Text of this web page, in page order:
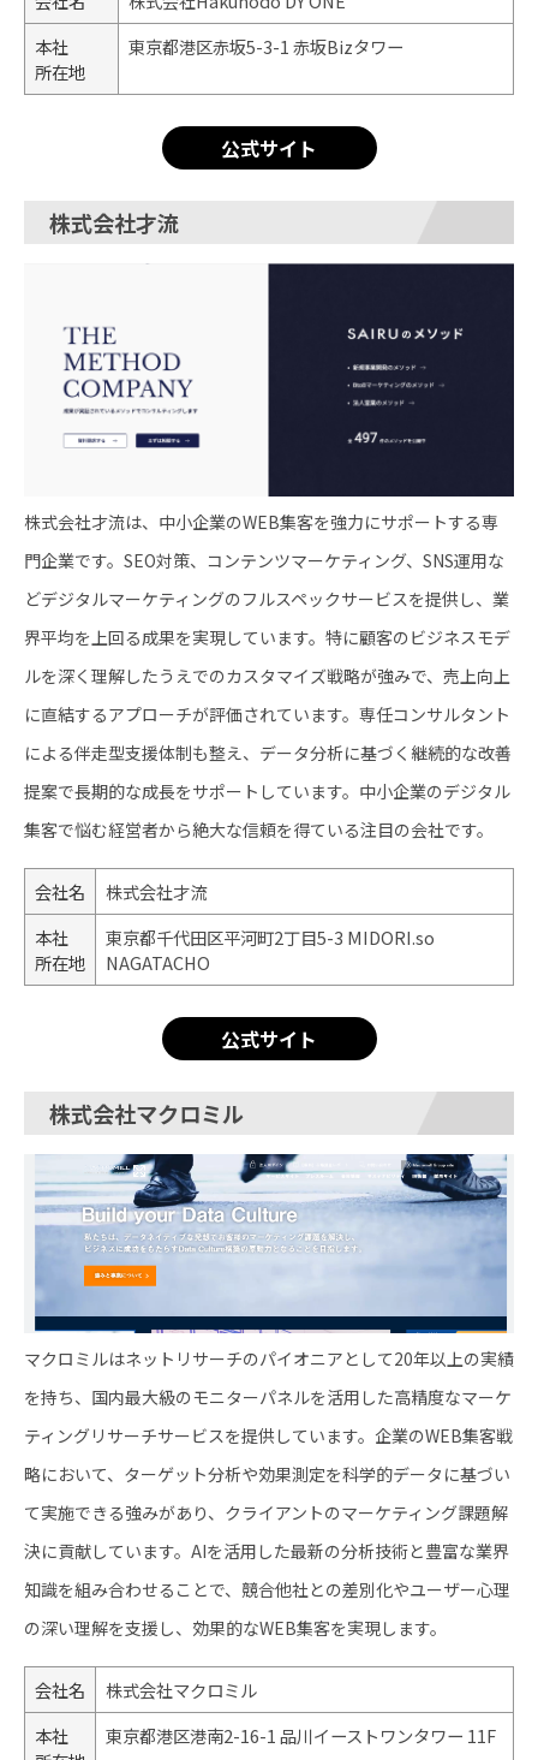
本社
所在地
東京都港区赤坂5-3-1 赤坂Bizタワー
公式サイト
株式会社才流
株式会社才流は、中小企業のWEB集客を強力にサポートする専
門企業です。SEO対策、コンテンツマーケティング、SNS運用な
どデジタルマーケティングのフルスペックサービスを提供し、業
界平均を上回る成果を実現しています。特に顧客のビジネスモデ
ルを深く理解したうえでのカスタマイズ戦略が強みで、売上向上
に直結するアプローチが評価されています。専任コンサルタント
による伴走型支援体制も整え、データ分析に基づく継続的な改善
提案で長期的な成長をサポートしています。中小企業のデジタル
集客で悩む経営者から絶大な信頼を得ている注目の会社です。
会社名
株式会社才流
本社
所在地
東京都千代田区平河町2丁目5-3 MIDORI.so
NAGATACHO
公式サイト
株式会社マクロミル
マクロミルはネットリサーチのパイオニアとして20年以上の実績
を持ち、国内最大級のモニターパネルを活用した高精度なマーケ
ティングリサーチサービスを提供しています。企業のWEB集客戦
略において、ターゲット分析や効果測定を科学的データに基づい
て実施できる強みがあり、クライアントのマーケティング課題解
決に貢献しています。AIを活用した最新の分析技術と豊富な業界
知識を組み合わせることで、競合他社との差別化やユーザー心理
の深い理解を支援し、効果的なWEB集客を実現します。
会社名
株式会社マクロミル
本社
東京都港区港南2-16-1 品川イーストワンタワー 11F